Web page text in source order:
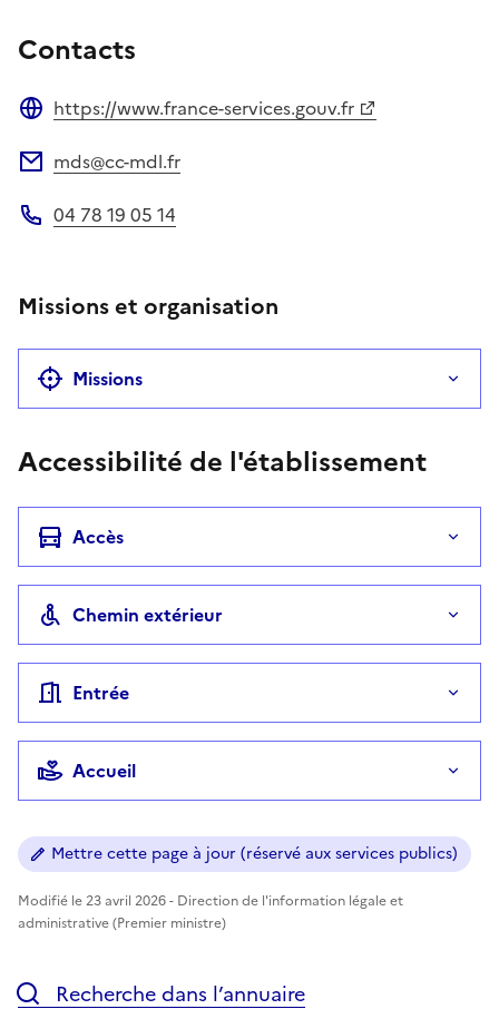
Contacts
https://www.france-services.gouv.fr
mds@cc-mdl.fr
04 78 19 05 14
Missions et organisation
Missions
Accessibilité de l'établissement
Accès
Chemin extérieur
Entrée
Accueil
Mettre cette page à jour (réservé aux services publics)
Modifié le 23 avril 2026 - Direction de l'information légale et
administrative (Premier ministre)
Recherche dans l’annuaire